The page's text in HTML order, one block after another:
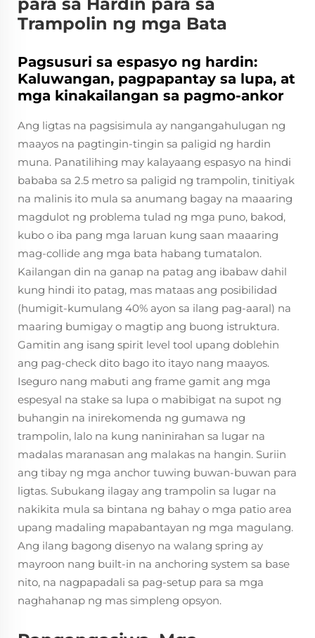
Trampolin ng mga Bata
Pagsusuri sa espasyo ng hardin:
Kaluwangan, pagpapantay sa lupa, at
mga kinakailangan sa pagmo-ankor
Ang ligtas na pagsisimula ay nangangahulugan ng
maayos na pagtingin-tingin sa paligid ng hardin
muna. Panatilihing may kalayaang espasyo na hindi
bababa sa 2.5 metro sa paligid ng trampolin, tinitiyak
na malinis ito mula sa anumang bagay na maaaring
magdulot ng problema tulad ng mga puno, bakod,
kubo o iba pang mga laruan kung saan maaaring
mag-collide ang mga bata habang tumatalon.
Kailangan din na ganap na patag ang ibabaw dahil
kung hindi ito patag, mas mataas ang posibilidad
(humigit-kumulang 40% ayon sa ilang pag-aaral) na
maaring bumigay o magtip ang buong istruktura.
Gamitin ang isang spirit level tool upang doblehin
ang pag-check dito bago ito itayo nang maayos.
Iseguro nang mabuti ang frame gamit ang mga
espesyal na stake sa lupa o mabibigat na supot ng
buhangin na inirekomenda ng gumawa ng
trampolin, lalo na kung naninirahan sa lugar na
madalas maranasan ang malakas na hangin. Suriin
ang tibay ng mga anchor tuwing buwan-buwan para
ligtas. Subukang ilagay ang trampolin sa lugar na
nakikita mula sa bintana ng bahay o mga patio area
upang madaling mapabantayan ng mga magulang.
Ang ilang bagong disenyo na walang spring ay
mayroon nang built-in na anchoring system sa base
nito, na nagpapadali sa pag-setup para sa mga
naghahanap ng mas simpleng opsyon.